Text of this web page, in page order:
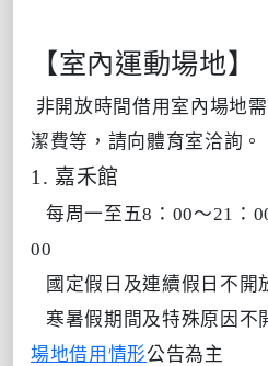
【室內運動場地】
非開放時間借用室內場地
潔費等，請向體育室洽詢。
1. 嘉禾館
每周一至五8：00～21：
00
國定假日及連續假日不開
寒暑假期間及特殊原因不
場地借用情形公告為主